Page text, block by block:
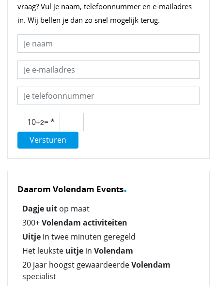
vraag? Vul je naam, telefoonnummer en e-mailadres
in. Wij bellen je dan zo snel mogelijk terug.
10+ =*
Versturen
Daarom Volendam Events.
Dagje uit op maat
300+Volendam activiteiten
Uitje in twee minuten geregeld
Het leukste uitje in Volendam
20 jaar hoogst gewaardeerdeVolendam
specialist